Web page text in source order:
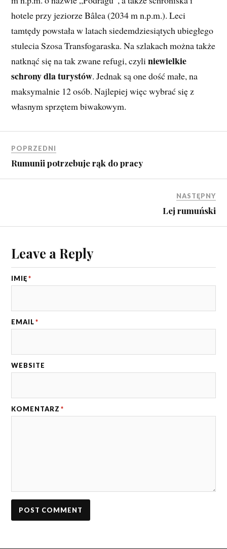
hotele przy jeziorze Bâlea (2034 m n.p.m.). Leci
tamtędy powstała w latach siedemdziesiątych ubiegłego
stulecia Szosa Transfogaraska. Na szlakach można także
natknąć się na tak zwane refugi, czyliniewielkie
schrony dla turystów. Jednak są one dość małe, na
maksymalnie 12 osób. Najlepiej więc wybrać się z
własnym sprzętem biwakowym.
POPRZEDNI
Rumunii potrzebuje rąk do pracy
NASTĘPNY
Lej rumuński
Leave a Reply
IMIĘ *
EMAIL *
WEBSITE
KOMENTARZ *